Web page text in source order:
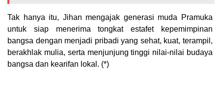
Tak hanya itu, Jihan mengajak generasi muda Pramuka
untuk siap menerima tongkat estafet kepemimpinan
bangsa dengan menjadi pribadi yang sehat, kuat, terampil,
berakhlak mulia, serta menjunjung tinggi nilai-nilai budaya
bangsa dan kearifan lokal. (*)